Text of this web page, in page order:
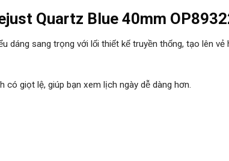
Quartz Blue 40mm
dáng sang trọng với lối thiết kế truyền thống, tạo lên
giọt lệ, giúp bạn xem lịch ngày dễ dàng hơn.